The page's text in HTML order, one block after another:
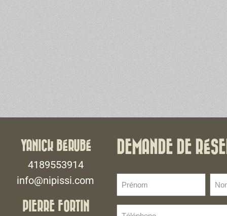
YANICK BÉRUBÉ
4189553914
info@nipissi.com
PIERRE FORTIN
DEMANDE DE
(Nécessaire)
de